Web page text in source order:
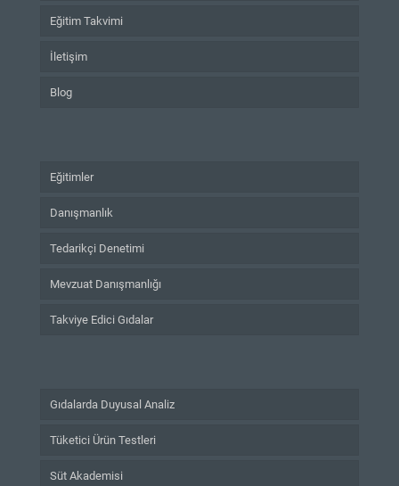
Eğitim Takvimi
İletişim
Blog
Eğitimler
Danışmanlık
Tedarikçi Denetimi
Mevzuat Danışmanlığı
Takviye Edici Gıdalar
Gıdalarda Duyusal Analiz
Tüketici Ürün Testleri
Süt Akademisi